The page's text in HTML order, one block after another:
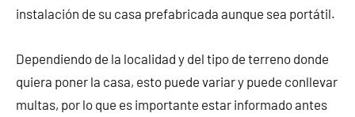
instalación de su casa prefabricada aunque sea portátil.
Dependiendo de la localidad y del tipo de terreno donde
quiera poner la casa, esto puede variar y puede conllevar
multas, por lo que es importante estar informado antes